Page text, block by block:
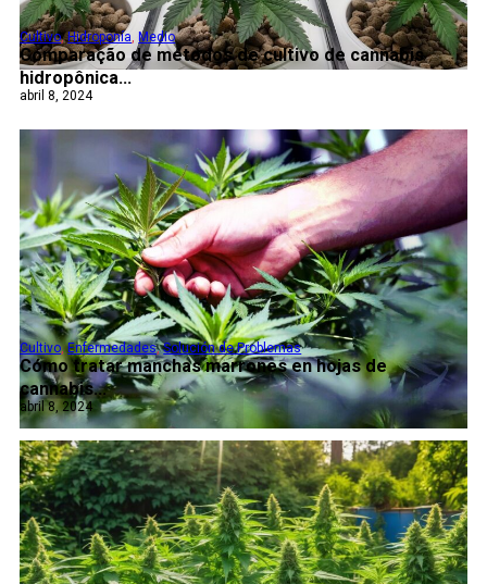
Comparação de métodos de cultivo de cannabis
hidropônica...
Cultivo,Hidroponía, Medio
abril 8, 2024
Cómo tratar manchas marrones en hojas de
cannabis...
Cultivo,Enfermedades,Solución de Problemas
abril 8, 2024